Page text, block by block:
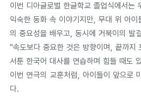
이번 디아글로벌 한글학교 졸업식에서는
익숙한 동화 속 이야기지만, 무대 위 아
의 중요성을 배우고, 동시에 거북이의 발
"속도보다 중요한 것은 방향이며, 끝까지
서툰 한국어 대사를 연습하며 힘들 때도
이번 연극의 교훈처럼, 아이들이 앞으로
다.